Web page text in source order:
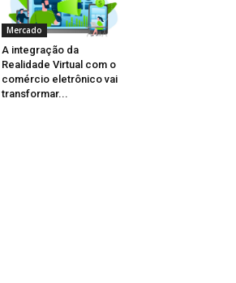
Mercado
A integração da
Realidade Virtual com o
comércio eletrônico vai
transformar...